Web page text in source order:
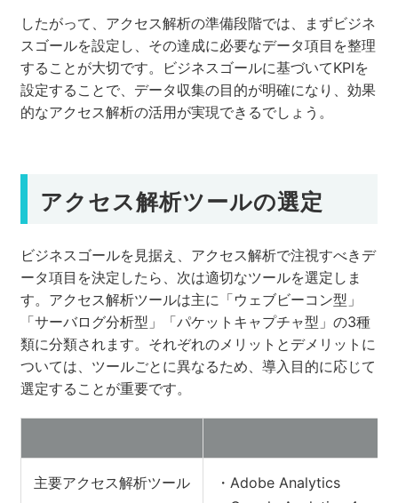
したがって、アクセス解析の準備段階では、まずビジネ
スゴールを設定し、その達成に必要なデータ項目を整理
することが大切です。ビジネスゴールに基づいてKPIを
設定することで、データ収集の目的が明確になり、効果
的なアクセス解析の活用が実現できるでしょう。
アクセス解析ツールの選定
ビジネスゴールを見据え、アクセス解析で注視すべきデ
ータ項目を決定したら、次は適切なツールを選定しま
す。アクセス解析ツールは主に「ウェブビーコン型」
「サーバログ分析型」「パケットキャプチャ型」の3種
類に分類されます。それぞれのメリットとデメリットに
ついては、ツールごとに異なるため、導入目的に応じて
選定することが重要です。
主要アクセス解析ツール
・Adobe Analytics